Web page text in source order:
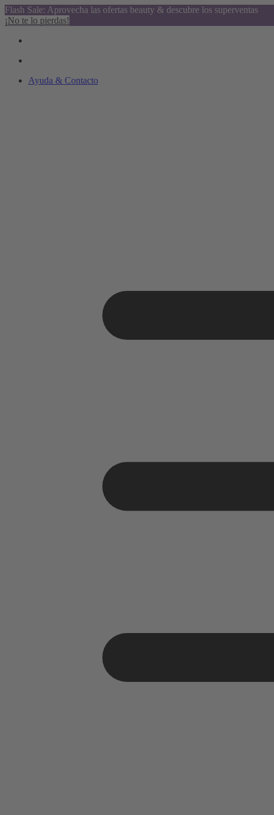
Flash Sale: Aprovecha las ofertas beauty & descubre los superventas
¡No te lo pierdas!
Ayuda & Contacto